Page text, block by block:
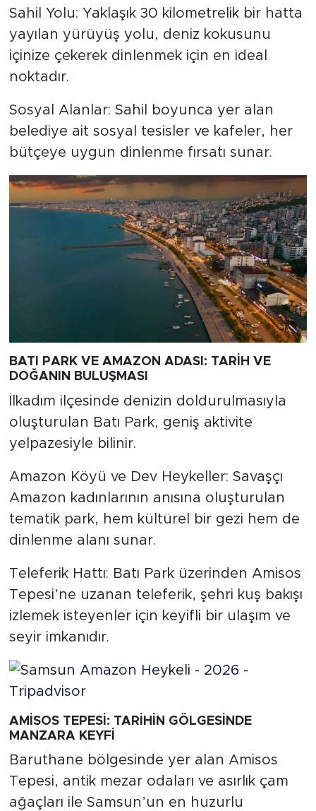
Sahil Yolu: Yaklaşık 30 kilometrelik bir hatta
yayılan yürüyüş yolu, deniz kokusunu
içinize çekerek dinlenmek için en ideal
noktadır.
Sosyal Alanlar: Sahil boyunca yer alan
belediye ait sosyal tesisler ve kafeler, her
bütçeye uygun dinlenme fırsatı sunar.
BATI PARK VE AMAZON ADASI: TARİH VE
DOĞANIN BULUŞMASI
İlkadım ilçesinde denizin doldurulmasıyla
oluşturulan Batı Park, geniş aktivite
yelpazesiyle bilinir.
Amazon Köyü ve Dev Heykeller: Savaşçı
Amazon kadınlarının anısına oluşturulan
tematik park, hem kültürel bir gezi hem de
dinlenme alanı sunar.
Teleferik Hattı: Batı Park üzerinden Amisos
Tepesi’ne uzanan teleferik, şehri kuş bakışı
izlemek isteyenler için keyifli bir ulaşım ve
seyir imkanıdır.
AMİSOS TEPESİ: TARİHİN GÖLGESİNDE
MANZARA KEYFİ
Baruthane bölgesinde yer alan Amisos
Tepesi, antik mezar odaları ve asırlık çam
ağaçları ile Samsun’un en huzurlu